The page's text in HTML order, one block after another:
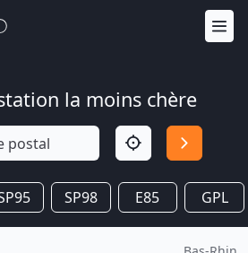
la moins chère
SP98 E85 GPL